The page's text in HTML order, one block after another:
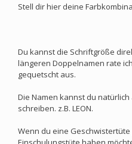
Stell dir hier deine
Du kannst die Schriftgröße
längeren Doppelnamen rate
gequetscht aus.
Die Namen kannst du
schreiben. z.B. LEON.
Wenn du eine